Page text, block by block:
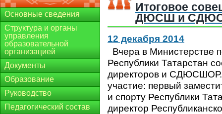
Основные сведения
Структура и органы
управления
образовательной
организацией
Документы
Образование
Руководство
Педагогический состав
Итоговое
ДЮСШ и
12 декабря 2014
Вчера в Министерстве
Республики Татарстан
директоров и СДЮСШОР.
участие: первый
и спорту Республики
директор